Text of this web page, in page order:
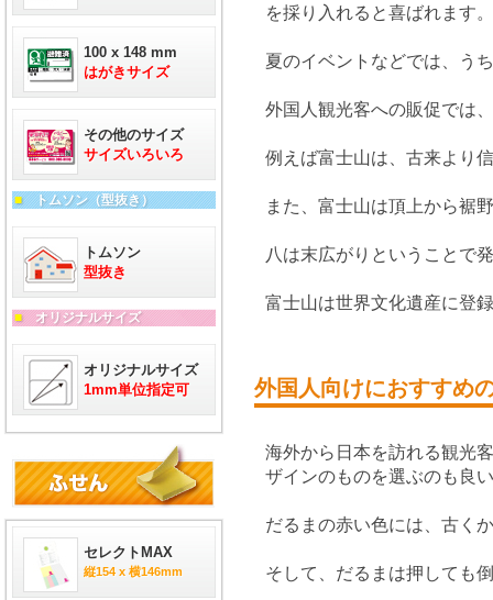
を採り入れると喜ばれます。
夏のイベントなどでは、う
外国人観光客への販促では
例えば富士山は、古来より
また、富士山は頂上から裾
八は末広がりということで
富士山は世界文化遺産に登
外国人向けにおすすめ
海外から日本を訪れる観光
ザインのものを選ぶのも良
だるまの赤い色には、古く
そして、だるまは押しても
100 x 148 mm
はがきサイズ
その他のサイズ
サイズいろいろ
■トムソン（型抜き）
トムソン
型抜き
■オリジナルサイズ
オリジナルサイズ
1mm単位指定可
セレクトMAX
縦154 x 横146mm